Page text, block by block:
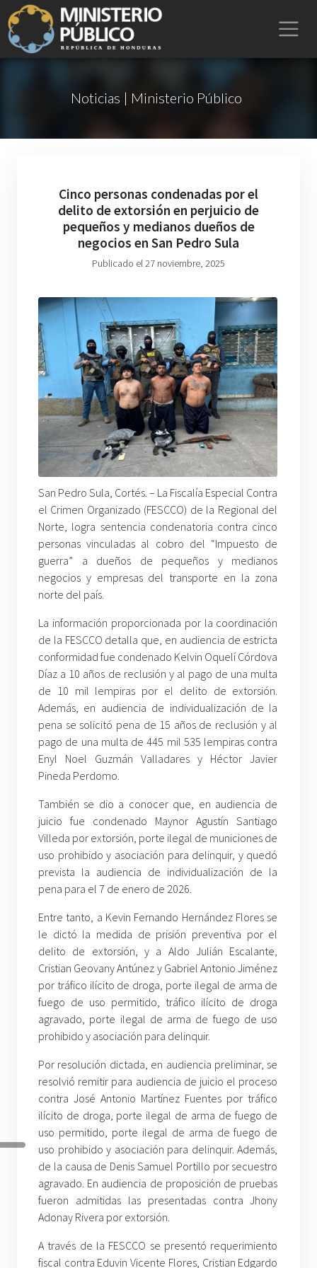
Noticias | Ministerio Público
Cinco personas condenadas por el
delito de extorsión en perjuicio de
pequeños y medianos dueños de
negocios en San Pedro Sula
Publicado el 27 noviembre, 2025
San Pedro Sula, Cortés. – La Fiscalía Especial Contra
el Crimen Organizado (FESCCO) de la Regional del
Norte, logra sentencia condenatoria contra cinco
personas vinculadas al cobro del “Impuesto de
guerra” a dueños de pequeños y medianos
negocios y empresas del transporte en la zona
norte del país.
La información proporcionada por la coordinación
de la FESCCO detalla que, en audiencia de estricta
conformidad fue condenado Kelvin Oquelí Córdova
Díaz a 10 años de reclusión y al pago de una multa
de 10 mil lempiras por el delito de extorsión.
Además, en audiencia de individualización de la
pena se solicitó pena de 15 años de reclusión y al
pago de una multa de 445 mil 535 lempiras contra
Enyl Noel Guzmán Valladares y Héctor Javier
Pineda Perdomo.
También se dio a conocer que, en audiencia de
juicio fue condenado Maynor Agustín Santiago
Villeda por extorsión, porte ilegal de municiones de
uso prohibido y asociación para delinquir, y quedó
prevista la audiencia de individualización de la
pena para el 7 de enero de 2026.
Entre tanto, a Kevin Fernando Hernández Flores se
le dictó la medida de prisión preventiva por el
delito de extorsión, y a Aldo Julián Escalante,
Cristian Geovany Antúnez y Gabriel Antonio Jiménez
por tráfico ilícito de droga, porte ilegal de arma de
fuego de uso permitido, tráfico ilícito de droga
agravado, porte ilegal de arma de fuego de uso
prohibido y asociación para delinquir.
Por resolución dictada, en audiencia preliminar, se
resolvió remitir para audiencia de juicio el proceso
contra José Antonio Martínez Fuentes por tráfico
ilícito de droga, porte ilegal de arma de fuego de
uso permitido, porte ilegal de arma de fuego de
uso prohibido y asociación para delinquir. Además,
de la causa de Denis Samuel Portillo por secuestro
agravado. En audiencia de proposición de pruebas
fueron admitidas las presentadas contra Jhony
Adonay Rivera por extorsión.
A través de la FESCCO se presentó requerimiento
fiscal contra Eduvin Vicente Flores, Cristian Edgardo